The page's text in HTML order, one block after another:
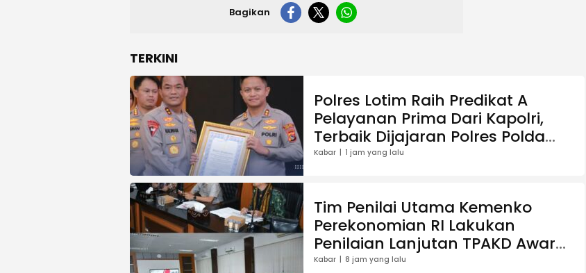
Bagikan
TERKINI
Polres Lotim Raih Predikat A
Pelayanan Prima Dari Kapolri,
Terbaik Dijajaran Polres Polda
NTB
Kabar 1 jam yang lalu
Tim Penilai Utama Kemenko
Perekonomian RI Lakukan
Penilaian Lanjutan TPAKD Award
2026 di Lotim
Kabar 8 jam yang lalu